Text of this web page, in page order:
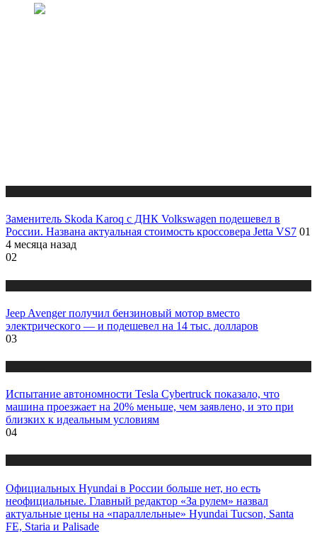
Заменитель Skoda Karoq с ДНК Volkswagen подешевел в
России. Названа актуальная стоимость кроссовера Jetta VS7 01
4 месяца назад
02
Jeep Avenger получил бензиновый мотор вместо
электрического — и подешевел на 14 тыс. долларов
03
Испытание автономности Tesla Cybertruck показало, что
машина проезжает на 20% меньше, чем заявлено, и это при
близких к идеальным условиям
04
Официальных Hyundai в России больше нет, но есть
неофициальные. Главный редактор «За рулем» назвал
актуальные цены на «параллельные» Hyundai Tucson, Santa
FE, Staria и Palisade